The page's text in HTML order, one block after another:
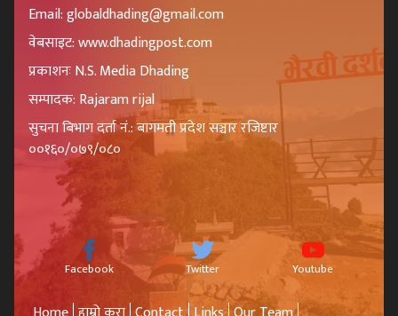
Email: globaldhading@gmail.com
वेबसाइट: www.dhadingpost.com
प्रकाशनः N.S. Media Dhading
सम्पादक: Rajaram rijal
सुचना बिभाग दर्ता नं.: बागमती प्रदेश सञ्चार रजिष्टार
००१६०/०७९/०८०
Facebook Twitter Youtube